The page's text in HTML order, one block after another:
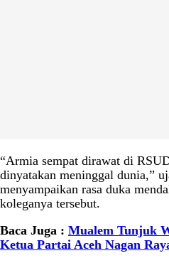
“Armia sempat dirawat di
dinyatakan meninggal dunia,”
menyampaikan rasa duka
koleganya tersebut.
Baca Juga : Mualem Tunjuk
Ketua Partai Aceh Nagan